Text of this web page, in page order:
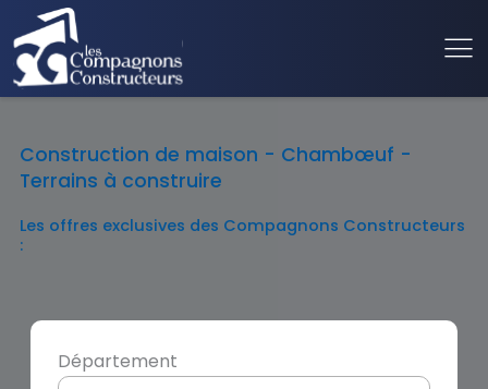
Construction de maison - Chambœuf -
Terrains à construire
Les offres exclusives des Compagnons Constructeurs
:
Département